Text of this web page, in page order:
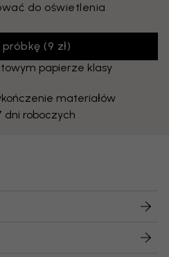
do oświetlenia
(9 zł)
papierze klasy
materiałów
dni roboczych